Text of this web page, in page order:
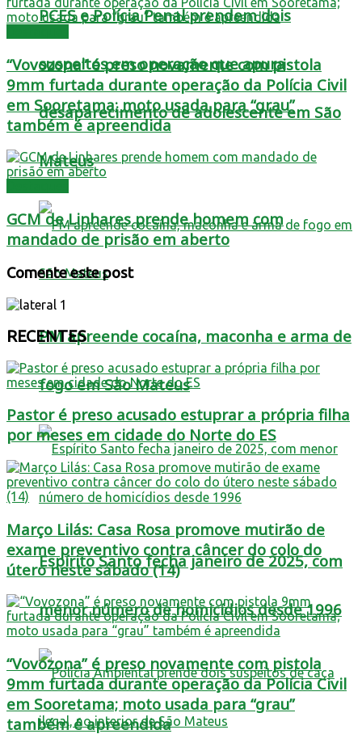
PCES e Polícia Penal prendem dois
suspeitos em operação que apura
desaparecimento de adolescente em São
Mateus
PM apreende cocaína, maconha e arma de
fogo em São Mateus
Espírito Santo fecha janeiro de 2025, com
menor número de homicídios desde 1996
“Vovozona” é preso novamente com pistola
9mm furtada durante operação da Polícia Civil
em Sooretama; moto usada para “grau”
também é apreendida
GCM de Linhares prende homem com
mandado de prisão em aberto
Comente este post
RECENTES
Pastor é preso acusado estuprar a própria filha
por meses em cidade do Norte do ES
Março Lilás: Casa Rosa promove mutirão de
exame preventivo contra câncer do colo do
útero neste sábado (14)
“Vovozona” é preso novamente com pistola
9mm furtada durante operação da Polícia Civil
em Sooretama; moto usada para “grau”
também é apreendida